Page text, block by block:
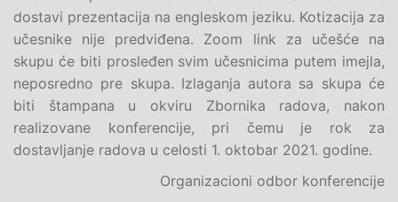
dostavi prezentacija na engleskom jeziku. Kotizacija za
učesnike nije predviđena. Zoom link za učešće na
skupu će biti prosleđen svim učesnicima putem imejla,
neposredno pre skupa. Izlaganja autora sa skupa će
biti štampana u okviru Zbornika radova, nakon
realizovane konferencije, pri čemu je rok za
dostavljanje radova u celosti 1. oktobar 2021. godine.
Organizacioni odbor konferencije